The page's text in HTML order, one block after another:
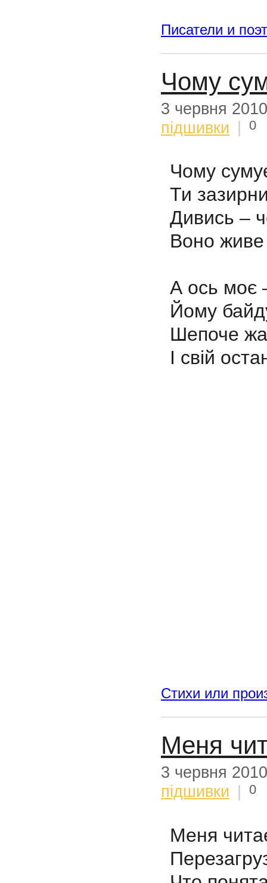
Писатели и
Чому
3 червня 2010
підшивки
0
Чому
Ти
Дивись –
Воно живе
А ось моє
Йому
Шепоче
І свій
Стихи или
Меня
3 червня 2010
підшивки
0
Меня